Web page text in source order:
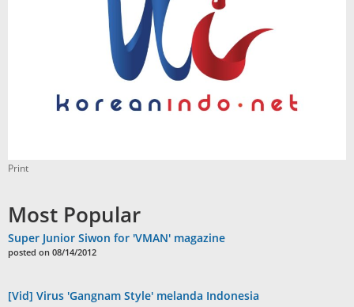
Print
Most Popular
Super Junior Siwon for 'VMAN' magazine
posted on 08/14/2012
[Vid] Virus 'Gangnam Style' melanda Indonesia